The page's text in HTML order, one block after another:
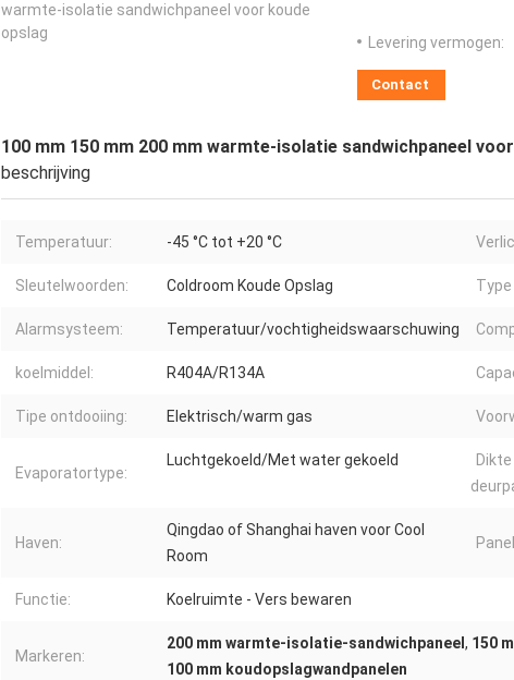
warmte-isolatie sandwichpaneel voor koude
opslag
Levering vermogen:
Contact
100 mm 150 mm 200 mm warmte-isolatie sandwichpaneel
beschrijving
Temperatuur: -45 °C tot +20 °C
Sleutelwoorden: Coldroom Koude Opslag
Alarmsysteem: Temperatuur/vochtigheidswaarschuwing
koelmiddel: R404A/R134A
Tipe ontdooiing: Elektrisch/warm gas
Evaporatortype:
Luchtgekoeld/Met water gekoeld
Haven:
Qingdao of Shanghai haven voor Cool
Room
Functie: Koelruimte - Vers bewaren
Markeren:
200 mm warmte-isolatie-sandwichpaneel , 150
100 mm koudopslagwandpanelen